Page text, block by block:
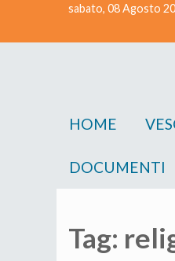
sabato, 08 Agosto
HOME
DOCUMENTI
Tag: